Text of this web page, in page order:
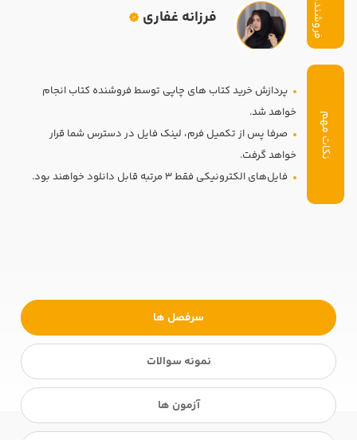
فروشنده فرزانه غفاری
نکات مهم
پردازش خرید کتاب های چاپی توسط فروشنده کتاب انجام
خواهد شد.
صرفا پس از تکمیل فرم، لینک فایل در دسترس شما قرار
خواهد گرفت.
فایل‌های الکترونیکی فقط 3 مرتبه قابل دانلود خواهند بود.
سرفصل ها
نمونه سوالات
آزمون ها